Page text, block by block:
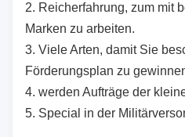
2. Reicherfahrung, zum mit
Marken zu arbeiten.
3. Viele Arten, damit Sie
Förderungsplan zu
4. werden Aufträge der
5. Special in der